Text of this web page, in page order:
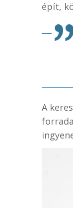
épít,
A